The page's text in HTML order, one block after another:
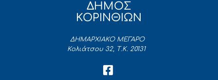
ΔΗΜΟΣ
ΚΟΡΙΝΘΙΩΝ
ΔΗΜΑΡΧΙΑΚΟ ΜΕΓΑΡΟ
Κολιάτσου 32, Τ.Κ. 20131